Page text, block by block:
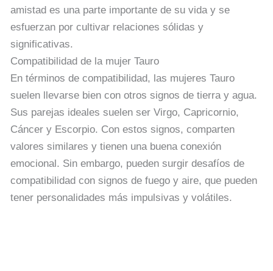
amistad es una parte importante de su vida y se
esfuerzan por cultivar relaciones sólidas y
significativas.
Compatibilidad de la mujer Tauro
En términos de compatibilidad, las mujeres Tauro
suelen llevarse bien con otros signos de tierra y agua.
Sus parejas ideales suelen ser Virgo, Capricornio,
Cáncer y Escorpio. Con estos signos, comparten
valores similares y tienen una buena conexión
emocional. Sin embargo, pueden surgir desafíos de
compatibilidad con signos de fuego y aire, que pueden
tener personalidades más impulsivas y volátiles.